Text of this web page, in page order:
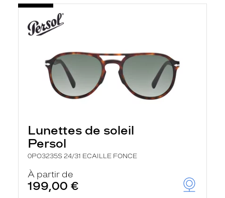
Lunettes de soleil
Persol
0PO3235S 24/31 ECAILLE FONCE
À partir de
199,00 €